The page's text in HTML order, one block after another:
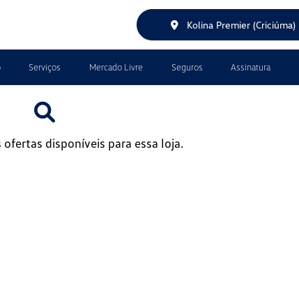
Kolina Premier (Criciúma)
Serviços Mercado Livre Seguros Assinatura
disponíveis para essa loja.